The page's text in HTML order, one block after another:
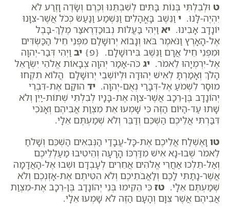
ט וּלְבִלְתִּי בְּנוֹת בָּתִּים לְשִׁבְתֵּנוּ וְכֶרֶם וְשָׂדֶה וָזֶרַע לֹא
יִהְיֶה-לָּנוּ. י וַנֵּשֶׁב בָּאֳהָלִים וַנִּשְׁמַע וַנַּעַשׂ כְּכֹל אֲשֶׁר-צִוָּנוּ
יוֹנָדָב אָבִינוּ. יא וַיְהִי בַּעֲלוֹת נְבוּכַדְרֶאצַּר מֶלֶךְ-בָּבֶל
אֶל-הָאָרֶץ וַנֹּאמֶר בֹּאוּ וְנָבוֹא יְרוּשָׁלִַם מִפְּנֵי חֵיל הַכַּשְׂדִּים
וּמִפְּנֵי חֵיל אֲרָם וַנֵּשֶׁב בִּירוּשָׁלִָם. {פ} יב וַיְהִי דְּבַר-יְהוָה
אֶל-יִרְמְיָהוּ לֵאמֹר. יג כֹּה-אָמַר יְהוָה צְבָאוֹת אֱלֹהֵי יִשְׂרָאֵל
הָלֹךְ וְאָמַרְתָּ לְאִישׁ יְהוּדָה וּלְיוֹשְׁבֵי יְרוּשָׁלִָם הֲלוֹא תִקְחוּ
מוּסָר לִשְׁמֹעַ אֶל-דְּבָרַי נְאֻם-יְהוָה. יד הוּקַם אֶת-דִּבְרֵי
יְהוֹנָדָב בֶּן-רֵכָב אֲשֶׁר-צִוָּה אֶת-בָּנָיו לְבִלְתִּי שְׁתוֹת-יַיִן וְלֹא
שָׁתוּ עַד-הַיּוֹם הַזֶּה כִּי שָׁמְעוּ אֵת מִצְוַת אֲבִיהֶם וְאָנֹכִי
דִּבַּרְתִּי אֲלֵיכֶם הַשְׁכֵּם וְדַבֵּר וְלֹא שְׁמַעְתֶּם אֵלָי.
טו וָאֶשְׁלַח אֲלֵיכֶם אֶת-כָּל-עֲבָדַי הַנְּבִאִים הַשְׁכֵּם וְשָׁלֹחַ
לֵאמֹר שֻׁבוּ-נָא אִישׁ מִדַּרְכּוֹ הָרָעָה וְהֵיטִיבוּ מַעַלְלֵיכֶם
וְאַל-תֵּלְכוּ אַחֲרֵי אֱלֹהִים אֲחֵרִים לְעָבְדָם וּשְׁבוּ אֶל-הָאֲדָמָה
אֲשֶׁר-נָתַתִּי לָכֶם וְלַאֲבֹתֵיכֶם וְלֹא הִטִּיתֶם אֶת-אָזְנְכֶם וְלֹא
שְׁמַעְתֶּם אֵלָי. טז כִּי הֵקִימוּ בְּנֵי יְהוֹנָדָב בֶּן-רֵכָב אֶת-מִצְוַת
אֲבִיהֶם אֲשֶׁר צִוָּם וְהָעָם הַזֶּה לֹא שָׁמְעוּ אֵלָי.